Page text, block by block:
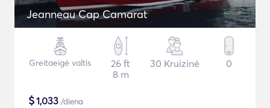
Jeanneau Cap Camarat
Greitaeigė valtis
26 ft
8 m
30 Kruizinė 0
$1,033 /diena